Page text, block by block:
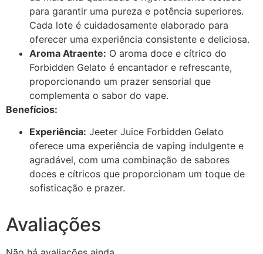
para garantir uma pureza e potência superiores.
Cada lote é cuidadosamente elaborado para
oferecer uma experiência consistente e deliciosa.
Aroma Atraente: O aroma doce e cítrico do
Forbidden Gelato é encantador e refrescante,
proporcionando um prazer sensorial que
complementa o sabor do vape.
Benefícios:
Experiência: Jeeter Juice Forbidden Gelato
oferece uma experiência de vaping indulgente e
agradável, com uma combinação de sabores
doces e cítricos que proporcionam um toque de
sofisticação e prazer.
Avaliações